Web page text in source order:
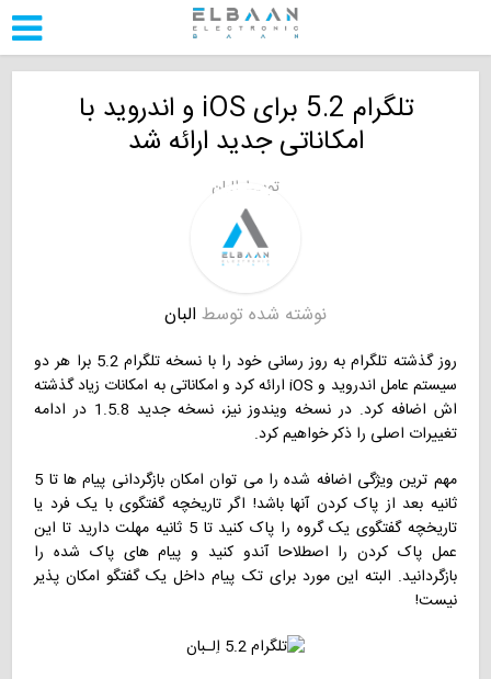
تلگرام 5.2 برای iOS و اندروید با
امکاناتی جدید ارائه شد
توسط البان
نوشته شده توسط البان
روز گذشته تلگرام به روز رسانی خود را با نسخه تلگرام 5.2 برا هر دو
سیستم عامل اندروید و iOS ارائه کرد و امکاناتی به امکانات زیاد گذشته
اش اضافه کرد. در نسخه ویندوز نیز، نسخه جدید 1.5.8 در ادامه
تغییرات اصلی را ذکر خواهیم کرد.
مهم ترین ویژگی اضافه شده را می توان امکان بازگردانی پیام ها تا 5
ثانیه بعد از پاک کردن آنها باشد! اگر تاریخچه گفتگوی با یک فرد یا
تاریخچه گفتگوی یک گروه را پاک کنید تا 5 ثانیه مهلت دارید تا این
عمل پاک کردن را اصطلاحا آندو کنید و پیام های پاک شده را
بازگردانید. البته این مورد برای تک پیام داخل یک گفتگو امکان پذیر
نیست!